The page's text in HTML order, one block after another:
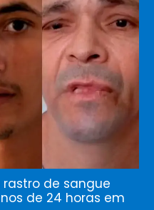
de sangue
de 24 horas em